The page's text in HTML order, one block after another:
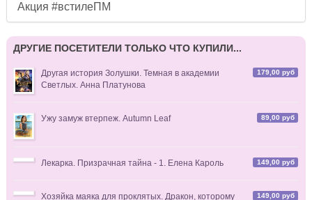
Акция #встилеПМ
ДРУГИЕ ПОСЕТИТЕЛИ ТОЛЬКО ЧТО КУПИЛИ...
179,00 руб
Другая история Золушки. Темная в академии
Светлых. Анна Платунова
89,00 руб
Ужу замуж втерпеж. Autumn Leaf
149,00 руб
Лекарка. Призрачная тайна - 1. Елена Кароль
149,00 руб
Хозяйка маяка для проклятых. Дракон, которому